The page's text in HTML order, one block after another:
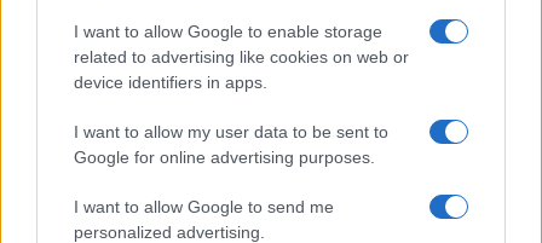
I want to allow Google to enable storage
related to advertising like cookies on web or
device identifiers in apps.
I want to allow my user data to be sent to
Google for online advertising purposes.
I want to allow Google to send me
personalized advertising.
08:0125.08.19
Στο “κόκκινο” και σήμερα Αττική, Στερεά και
Πελοπόννησος! Σε ποιες περιφέρειες υπάρχει
πολύ υψηλός κίνδυνος πυρκαγιάς